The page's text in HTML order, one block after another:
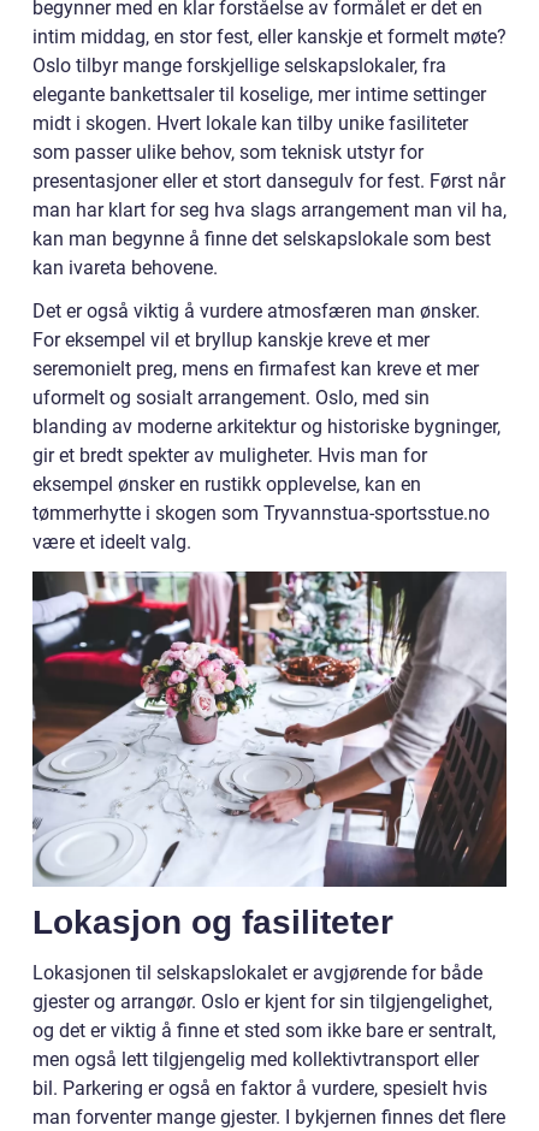
begynner med en klar forståelse av formålet er det en
intim middag, en stor fest, eller kanskje et formelt møte?
Oslo tilbyr mange forskjellige selskapslokaler, fra
elegante bankettsaler til koselige, mer intime settinger
midt i skogen. Hvert lokale kan tilby unike fasiliteter
som passer ulike behov, som teknisk utstyr for
presentasjoner eller et stort dansegulv for fest. Først når
man har klart for seg hva slags arrangement man vil ha,
kan man begynne å finne det selskapslokale som best
kan ivareta behovene.
Det er også viktig å vurdere atmosfæren man ønsker.
For eksempel vil et bryllup kanskje kreve et mer
seremonielt preg, mens en firmafest kan kreve et mer
uformelt og sosialt arrangement. Oslo, med sin
blanding av moderne arkitektur og historiske bygninger,
gir et bredt spekter av muligheter. Hvis man for
eksempel ønsker en rustikk opplevelse, kan en
tømmerhytte i skogen som Tryvannstua-sportsstue.no
være et ideelt valg.
Lokasjon og fasiliteter
Lokasjonen til selskapslokalet er avgjørende for både
gjester og arrangør. Oslo er kjent for sin tilgjengelighet,
og det er viktig å finne et sted som ikke bare er sentralt,
men også lett tilgjengelig med kollektivtransport eller
bil. Parkering er også en faktor å vurdere, spesielt hvis
man forventer mange gjester. I bykjernen finnes det flere